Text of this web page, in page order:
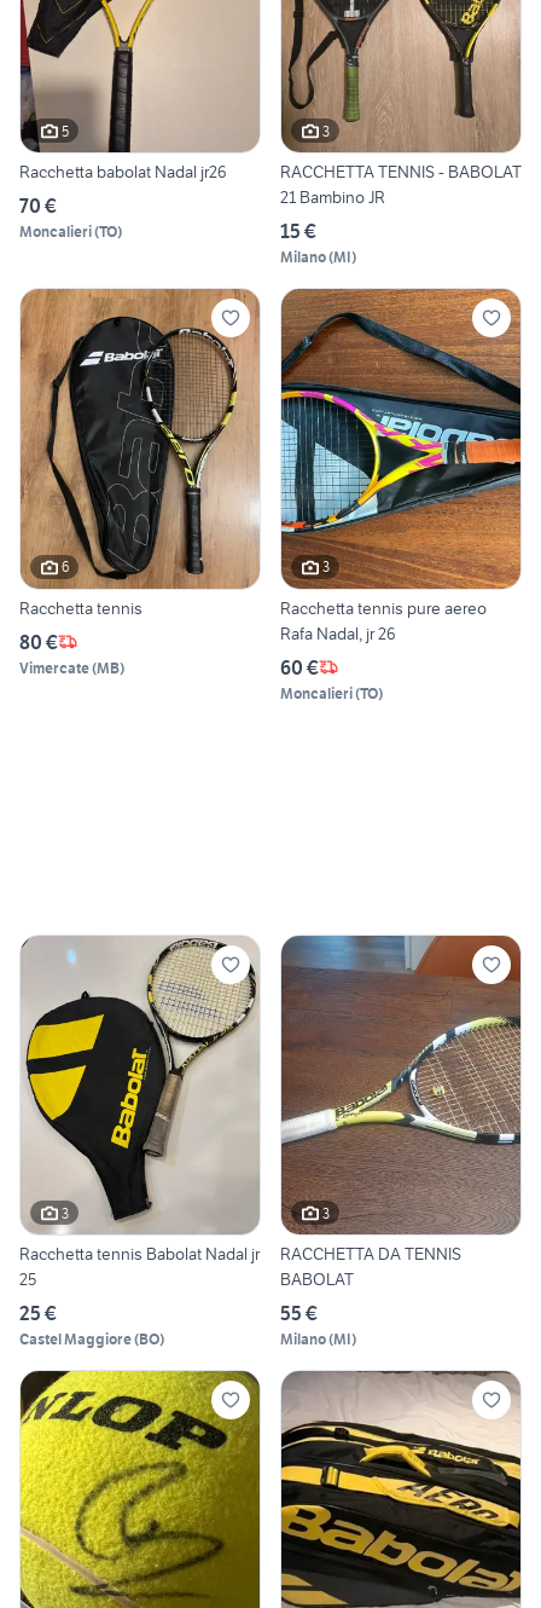
5
Racchetta babolat Nadal jr26
70 €
Moncalieri(TO)
3
RACCHETTA TENNIS - BABOLAT
21 Bambino JR
15 €
Milano(MI)
6
Racchetta tennis
80 €
Vimercate(MB)
3
Racchetta tennis pure aereo
Rafa Nadal, jr 26
60 €
Moncalieri(TO)
3
Racchetta tennis Babolat Nadal jr
25
25 €
Castel Maggiore(BO)
3
RACCHETTA DA TENNIS
BABOLAT
55 €
Milano(MI)